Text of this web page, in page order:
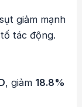
giảm mạnh
tác động.
, giảm 18.8%